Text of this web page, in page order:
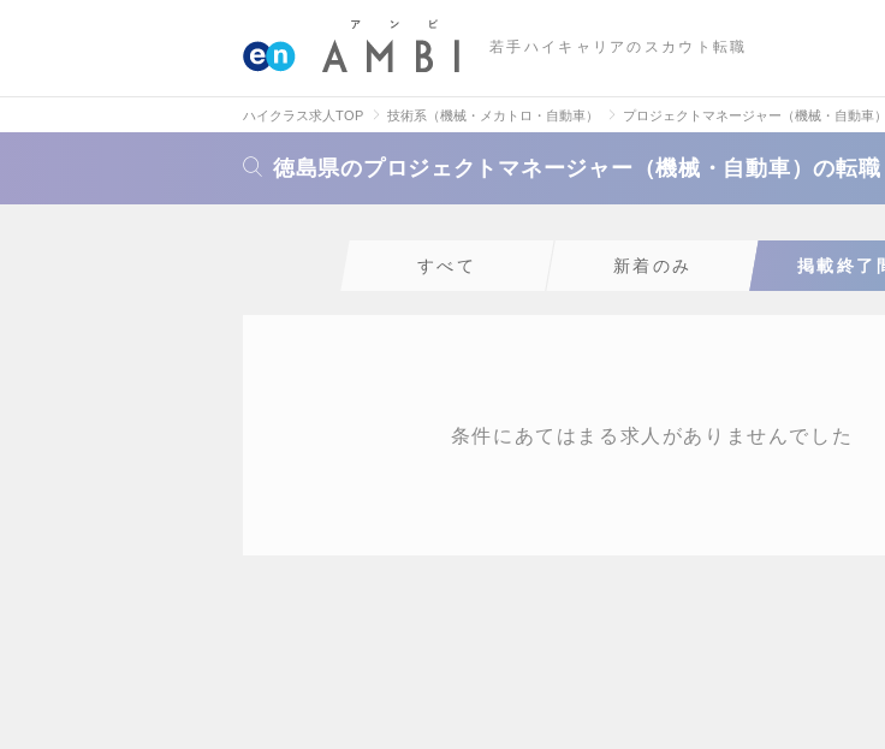
若手ハイキャリアのスカウト転職
ハイクラス求人TOP 技術系（機械・メカトロ・自動車） プロジェクトマネージャー（機械・自動車）
徳島県のプロジェクトマネージャー（機械・自動車）の転
すべて 新着のみ 掲載終了
条件にあてはまる求人がありませんでした